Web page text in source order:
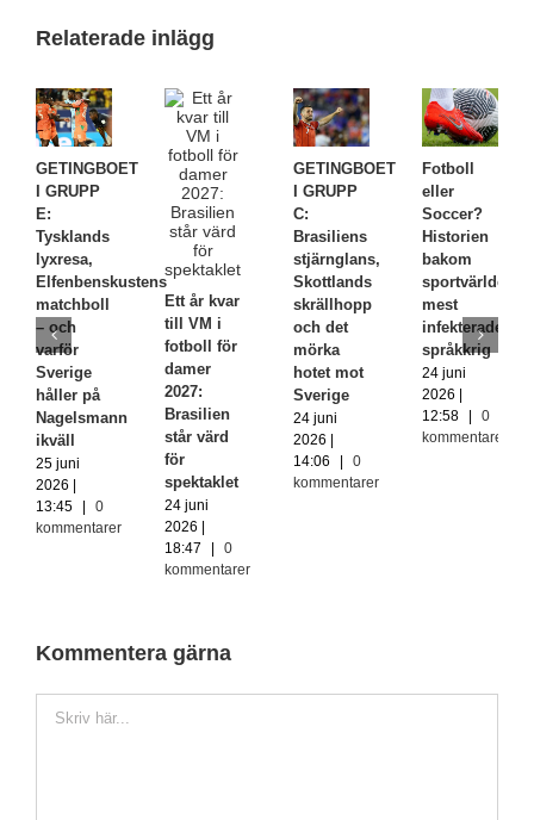
Relaterade inlägg
GETINGBOET
I GRUPP
E:
Tysklands
lyxresa,
Elfenbenskustens
matchboll
– och
varför
Sverige
håller på
Nagelsmann
ikväll
25 juni
2026 |
13:45
0
kommentarer
Ett år kvar
till VM i
fotboll för
damer
2027:
Brasilien
står värd
för
spektaklet
24 juni
2026 |
18:47
0
kommentarer
GETINGBOET
I GRUPP
C:
Brasiliens
stjärnglans,
Skottlands
skrällhopp
och det
mörka
hotet mot
Sverige
24 juni
2026 |
14:06
0
kommentarer
Fotboll
eller
Soccer?
Historien
bakom
sportvärldens
mest
infekterade
språkkrig
24 juni
2026 |
12:58
0
kommentarer
Kommentera gärna